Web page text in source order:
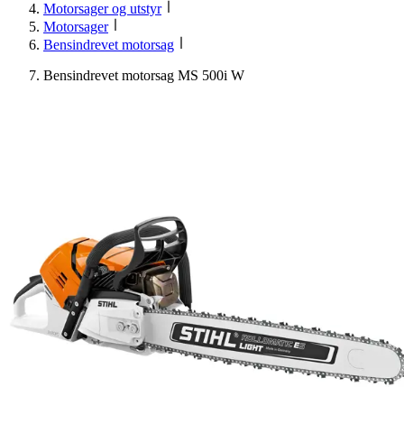
Motorsager og utstyr
Motorsager
Bensindrevet motorsag
Bensindrevet motorsag MS 500i W